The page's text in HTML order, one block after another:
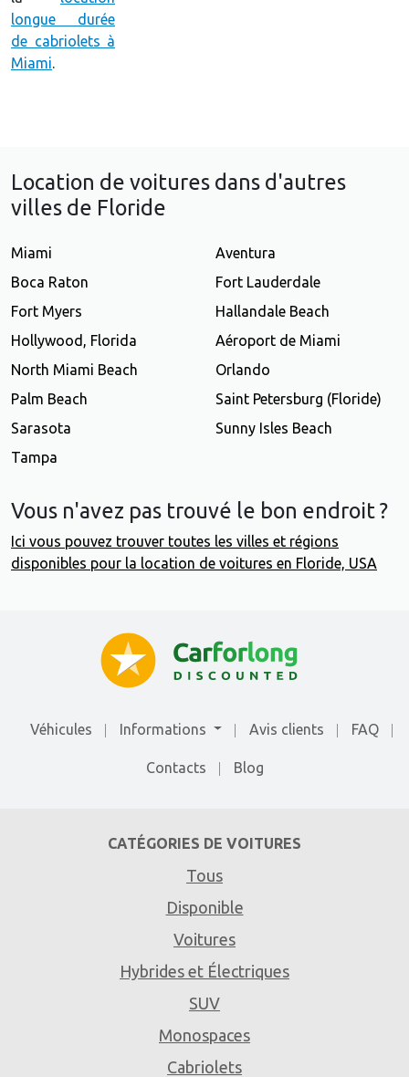
longue durée
de cabriolets à
Miami
Location de voitures dans d'autres
villes de Floride
Miami
Aventura
Boca Raton
Fort Lauderdale
Fort Myers
Hallandale Beach
Hollywood, Florida
Aéroport de Miami
North Miami Beach
Orlando
Palm Beach
Saint Petersburg (Floride)
Sarasota
Sunny Isles Beach
Tampa
Vous n'avez pas trouvé le bon endroit ?
Ici vous pouvez trouver toutes les villes et régions
disponibles pour la location de voitures en Floride, USA
Véhicules Informations Avis clients FAQ
Contacts Blog
CATÉGORIES DE VOITURES
Tous
Disponible
Voitures
Hybrides et Électriques
SUV
Monospaces
Cabriolets